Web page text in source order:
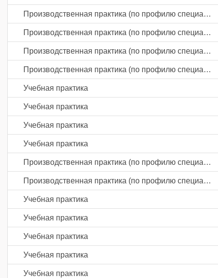
Производственная практика (по профилю специальности)
Производственная практика (по профилю специальности)
Производственная практика (по профилю специальности)
Производственная практика (по профилю специальности)
Учебная практика
Учебная практика
Учебная практика
Учебная практика
Производственная практика (по профилю специальности)
Производственная практика (по профилю специальности)
Учебная практика
Учебная практика
Учебная практика
Учебная практика
Учебная практика